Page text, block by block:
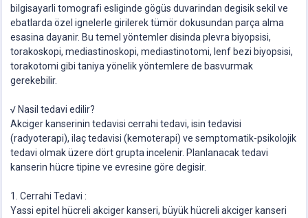
bilgisayarli tomografi esliginde gögüs duvarindan degisik sekil ve
ebatlarda özel ignelerle girilerek tümör dokusundan parça alma
esasina dayanir. Bu temel yöntemler disinda plevra biyopsisi,
torakoskopi, mediastinoskopi, mediastinotomi, lenf bezi biyopsisi,
torakotomi gibi taniya yönelik yöntemlere de basvurmak
gerekebilir.
√ Nasil tedavi edilir?
Akciger kanserinin tedavisi cerrahi tedavi, isin tedavisi
(radyoterapi), ilaç tedavisi (kemoterapi) ve semptomatik-psikolojik
tedavi olmak üzere dört grupta incelenir. Planlanacak tedavi
kanserin hücre tipine ve evresine göre degisir.
1. Cerrahi Tedavi :
Yassi epitel hücreli akciger kanseri, büyük hücreli akciger kanseri